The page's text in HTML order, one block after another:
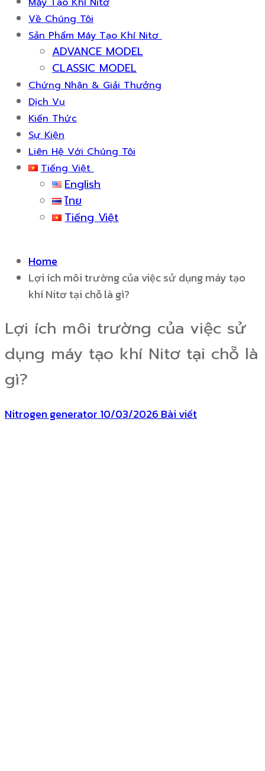
Về Chúng Tôi
Sản Phẩm Máy Tạo Khí Nitơ
ADVANCE MODEL
CLASSIC MODEL
Chứng Nhận & Giải Thưởng
Dịch Vụ
Kiến Thức
Sự Kiện
Liên Hệ Với Chúng Tôi
Tiếng Việt
English
ไทย
Tiếng Việt
Home
Lợi ích môi trường của việc sử dụng máy tạo
khí Nitơ tại chỗ là gì?
Lợi ích môi trường của việc sử
dụng máy tạo khí Nitơ tại chỗ là
gì?
Nitrogen generator 10/03/2026 Bài viết